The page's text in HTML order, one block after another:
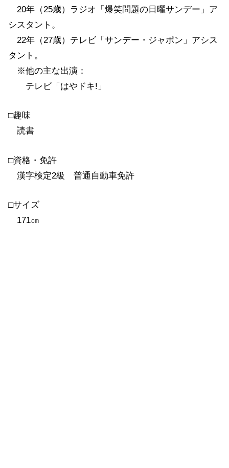
20年（25歳）ラジオ「爆笑問題の日曜サンデー」ア
シスタント。
22年（27歳）テレビ「サンデー・ジャポン」アシス
タント。
※他の主な出演：
テレビ「はやドキ!」
□趣味
読書
□資格・免許
漢字検定2級 普通自動車免許
□サイズ
171㎝